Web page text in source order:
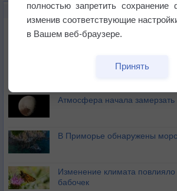
НОВОЕ О ПОГОДЕ
Космическая погода влияет на
Приложение построит
Атмосфера начала замерзать
В Приморье обнаружены
Изменение климата
бабочек
полностью запретить сохранение
изменив соответствующие
в Вашем веб-браузере.
Принять